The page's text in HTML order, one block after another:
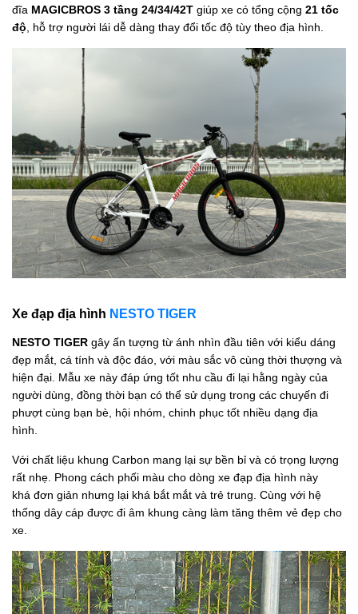
đĩa MAGICBROS 3 tầng 24/34/42T giúp xe có tổng cộng 21 tốc
độ, hỗ trợ người lái dễ dàng thay đổi tốc độ tùy theo địa hình.
Xe đạp địa hình NESTO TIGER
NESTO TIGER gây ấn tượng từ ánh nhìn đầu tiên với kiểu dáng
đẹp mắt, cá tính và độc đáo, với màu sắc vô cùng thời thượng và
hiện đại. Mẫu xe này đáp ứng tốt nhu cầu đi lại hằng ngày của
người dùng, đồng thời bạn có thể sử dụng trong các chuyến đi
phượt cùng bạn bè, hội nhóm, chinh phục tốt nhiều dạng địa
hình.
Với chất liệu khung Carbon mang lại sự bền bỉ và có trọng lượng
rất nhẹ. Phong cách phối màu cho dòng xe đạp địa hình này
khá đơn giản nhưng lại khá bắt mắt và trẻ trung. Cùng với hệ
thống dây cáp được đi âm khung càng làm tăng thêm vẻ đẹp cho
xe.